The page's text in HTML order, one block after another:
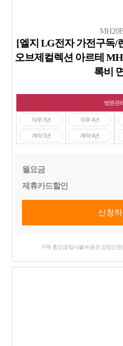
[엘지 LG전자 가전구독/
오브제컬렉션 아르테
록비
방문관
의무 3년
계약 3년
의무 4년
계약 4년
월요금
제휴카드할인
구독 총요금/일시불 비용은 상담신